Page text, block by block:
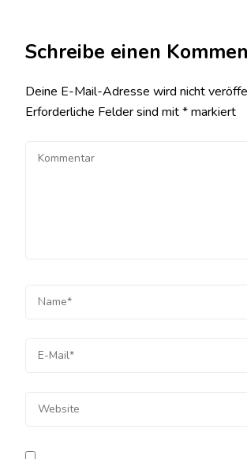
Schreibe einen
Deine E-Mail-Adresse wird nicht
Erforderliche Felder sind mit*markiert